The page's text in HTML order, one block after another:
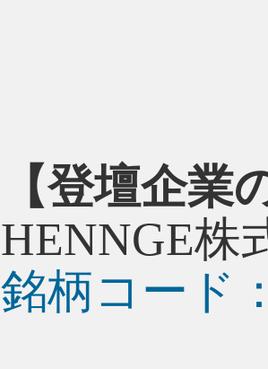
【登壇企業
HENNGE株
銘柄コード